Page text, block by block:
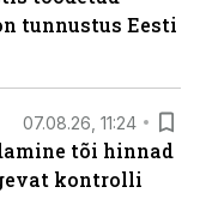
tunnustus Eesti
07.08.26, 11:24
tõi hinnad
kontrolli